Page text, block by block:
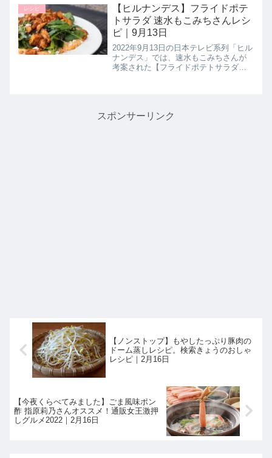
くれたので詳しく紹介します。はちみ
つがポイント！甘辛テイストが...
レシピ
【ヒルナンデス】フライドポテ
トサラダ 速水もこみちさんレシ
ピ｜9月13日
2022年9月13日の日本テレビ系列「ヒル
ナンデス」では、速水もこみちさんが
考案された【フライドポテトサラダ】
スポンサーリンク
【ノンストップ】もやしたっぷり豚肉の
ドーム蒸しレシピ。検索きょうのおしゃ
レシピ｜2月16日
【今夜くらべてみました】ごま風味ポン
酢 指原莉乃さんオススメ！通販女王激押
しグルメ2022｜2月16日